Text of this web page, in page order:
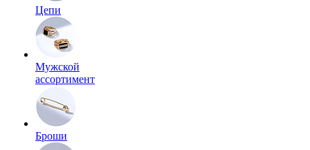
Цепи
Мужской
ассортимент
Броши